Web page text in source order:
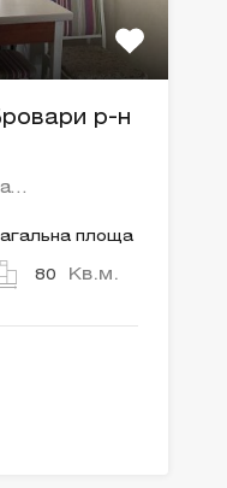
р-н
площа
80 Кв.м.